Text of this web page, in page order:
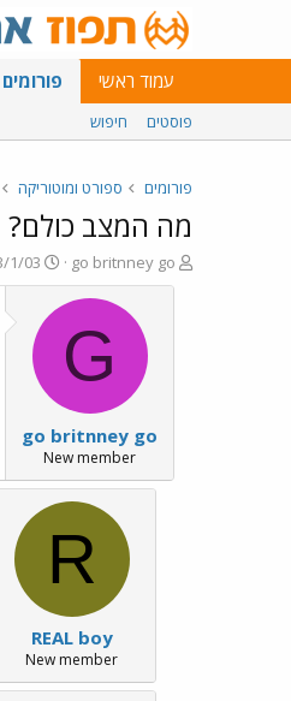
עמוד ראשי פורומים
פוסטים חיפוש
פורומים ספורט ומוטוריקה
מה המצב כולם?
פ
ו
go britnney go
פ
ו
ס
ם
ב
ת
ר
ך
1/03
G
go britnney go
New member
R
REAL boy
New member